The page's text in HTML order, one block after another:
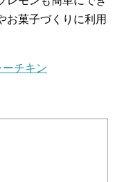
お菓子づくりに利用
チキン